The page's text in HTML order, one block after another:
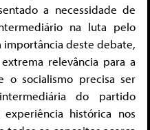
a necessidade de
na luta pelo
importância deste debate,
relevância para a
o socialismo precisa ser
do partido
histórica nos